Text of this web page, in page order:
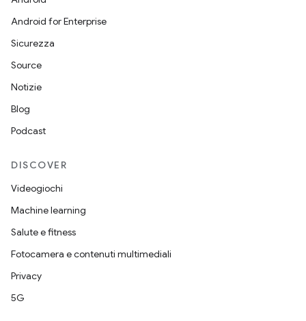
Android for Enterprise
Sicurezza
Source
Notizie
Blog
Podcast
DISCOVER
Videogiochi
Machine learning
Salute e fitness
Fotocamera e contenuti multimediali
Privacy
5G